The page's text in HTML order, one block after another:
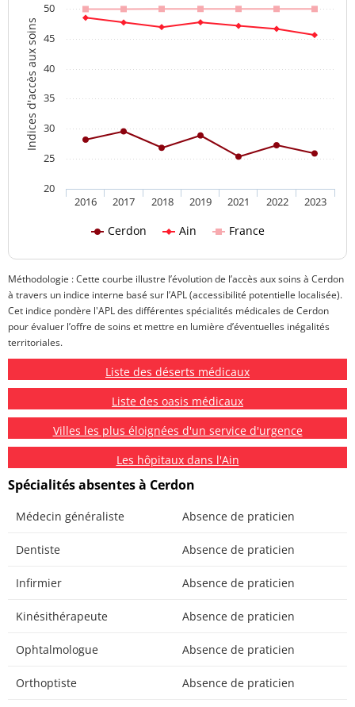
Indices d'accès aux soins
Cerdon Ain France
2016 2017 2018 2019 2021 2022 2023
20
25
30
35
40
45
50
Méthodologie : Cette courbe illustre l’évolution de l’accès aux soins à Cerdon
à travers un indice interne basé sur l’APL (accessibilité potentielle localisée).
Cet indice pondère l'APL des différentes spécialités médicales de Cerdon
pour évaluer l’offre de soins et mettre en lumière d’éventuelles inégalités
territoriales.
Liste des déserts médicaux
Liste des oasis médicaux
Villes les plus éloignées d'un service d'urgence
Les hôpitaux dans l'Ain
Spécialités absentes à Cerdon
Médecin généraliste Absence de praticien
Dentiste Absence de praticien
Infirmier Absence de praticien
Kinésithérapeute Absence de praticien
Ophtalmologue Absence de praticien
Orthoptiste Absence de praticien